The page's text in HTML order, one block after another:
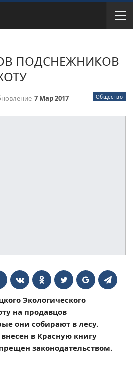
ПОДСНЕЖНИКОВ
Общество
7 Мар 2017
Экологического
на продавцов
они собирают в лесу.
в Красную книгу
законодательством.